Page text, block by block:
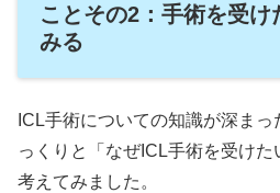
ことその2：手術を受け
みる
ICL手術についての知識が深ま
っくりと「なぜICL手術を受け
考えてみました。